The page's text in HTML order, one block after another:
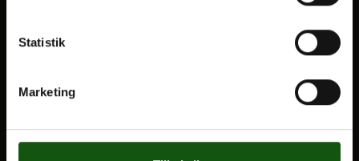
Statistik
Marketing
Kontakt
Ferieplan